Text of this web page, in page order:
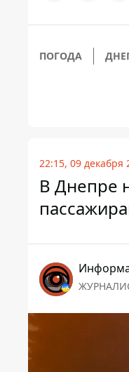
ПОГОДА
22:15, 09 декабря
В Днепре